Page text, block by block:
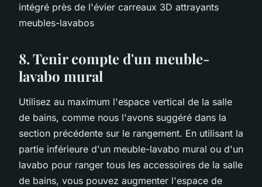
intégré près de l'évier carreaux 3D attrayants
meubles-lavabos
8. Tenir compte d'un meuble-
lavabo mural
Utilisez au maximum l'espace vertical de la salle
de bains, comme nous l'avons suggéré dans la
section précédente sur le rangement. En utilisant la
partie inférieure d'un meuble-lavabo mural ou d'un
lavabo pour ranger tous les accessoires de la salle
de bains, vous pouvez augmenter l'espace de